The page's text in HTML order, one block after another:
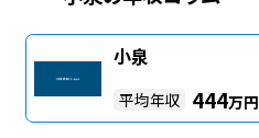
小泉
平均年収 444万円